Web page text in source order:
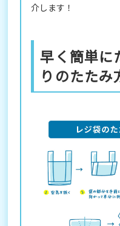
介します！
早く簡単に
りのたたみ